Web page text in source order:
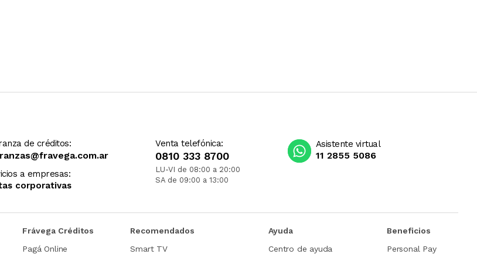
de créditos:
a empresas:
corporativas
Venta telefónica:
0810 333 8700
LU-VI de 08:00 a 20:00
SA de 09:00 a 13:00
Asistente virtual
11 2855 5086
Frávega Créditos
Pagá Online
Recomendados
Smart TV
Ayuda
Centro de ayuda
Beneficios
Personal Pay